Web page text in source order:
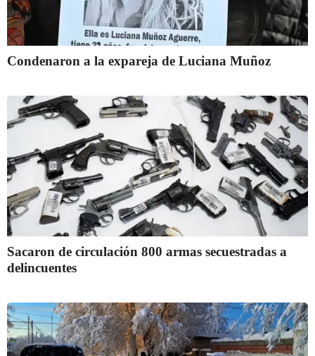
Condenaron a la expareja de Luciana Muñoz
Sacaron de circulación 800 armas secuestradas a
delincuentes